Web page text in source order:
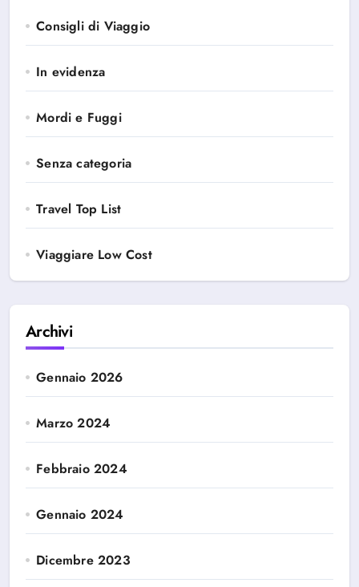
Consigli di Viaggio
In evidenza
Mordi e Fuggi
Senza categoria
Travel Top List
Viaggiare Low Cost
Archivi
Gennaio 2026
Marzo 2024
Febbraio 2024
Gennaio 2024
Dicembre 2023